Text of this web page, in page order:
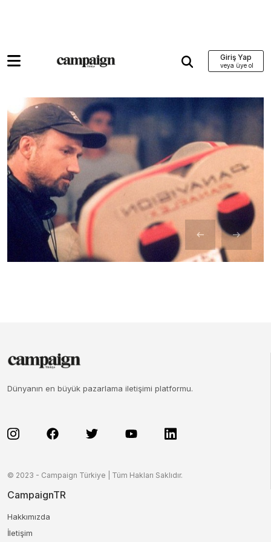
Giriş Yap
Dünyanın en büyük pazarlama iletişimi platformu.
© 2023 - Campaign Türkiye | Tüm Hakları Saklıdır.
CampaignTR
Hakkımızda
İletişim